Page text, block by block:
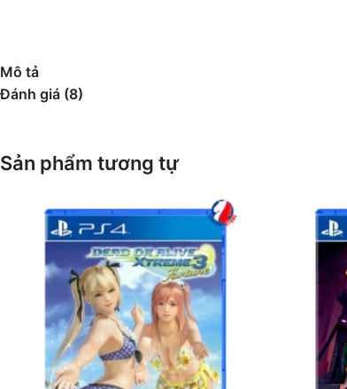
Mô tả
Đánh giá (8)
Sản phẩm tương tự